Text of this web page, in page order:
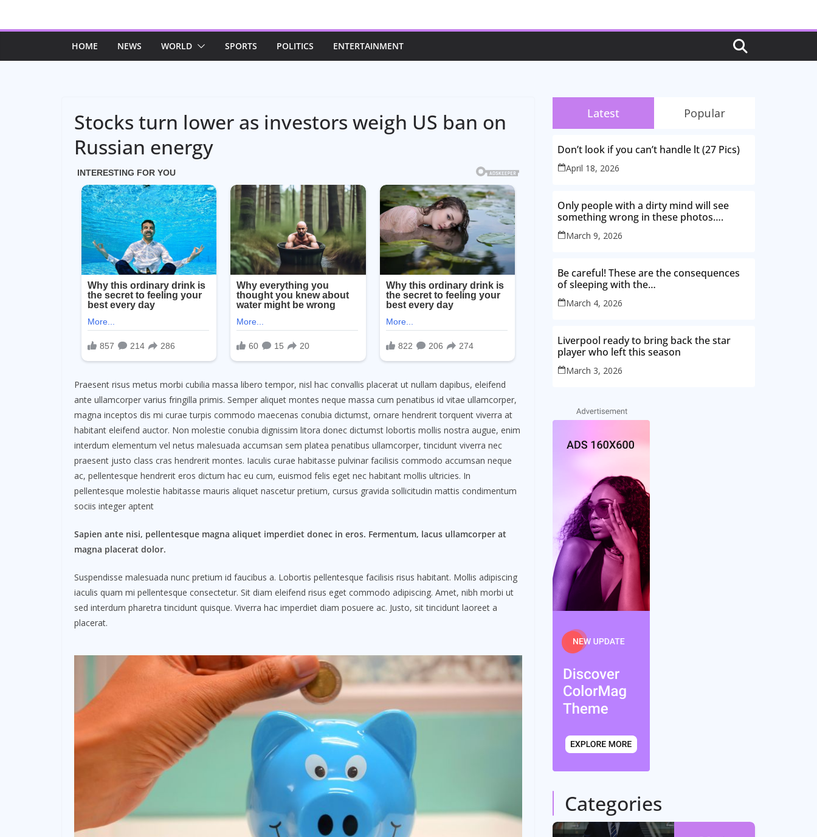
HOME NEWS WORLD SPORTS POLITICS ENTERTAINMENT
Stocks turn lower as investors weigh US ban on
Russian energy
Praesent risus metus morbi cubilia massa libero tempor, nisl hac convallis placerat ut nullam dapibus, eleifend
ante ullamcorper varius fringilla primis. Semper aliquet montes neque massa cum penatibus id vitae ullamcorper,
magna inceptos dis mi curae turpis commodo maecenas conubia dictumst, ornare hendrerit torquent viverra at
habitant eleifend auctor. Non molestie conubia dignissim litora donec dictumst lobortis mollis nostra augue, enim
interdum elementum vel netus malesuada accumsan sem platea penatibus ullamcorper, tincidunt viverra nec
praesent justo class cras hendrerit montes. Iaculis curae habitasse pulvinar facilisis commodo accumsan neque
ac, pellentesque hendrerit eros dictum hac eu cum, euismod felis eget nec habitant mollis ultricies. In
pellentesque molestie habitasse mauris aliquet nascetur pretium, cursus gravida sollicitudin mattis condimentum
sociis integer aptent
Sapien ante nisi, pellentesque magna aliquet imperdiet donec in eros. Fermentum, lacus ullamcorper at
magna placerat dolor.
Suspendisse malesuada nunc pretium id faucibus a. Lobortis pellentesque facilisis risus habitant. Mollis adipiscing
iaculis quam mi pellentesque consectetur. Sit diam eleifend risus eget commodo adipiscing. Amet, nibh morbi ut
sed interdum pharetra tincidunt quisque. Viverra hac imperdiet diam posuere ac. Justo, sit tincidunt laoreet a
placerat.
Latest Popular
Don’t look if you can’t handle lt (27 Pics)
April 18, 2026
Only people with a dirty mind will see
something wrong in these photos….
March 9, 2026
Be careful! These are the consequences
of sleeping with the…
March 4, 2026
Liverpool ready to bring back the star
player who left this season
March 3, 2026
Categories